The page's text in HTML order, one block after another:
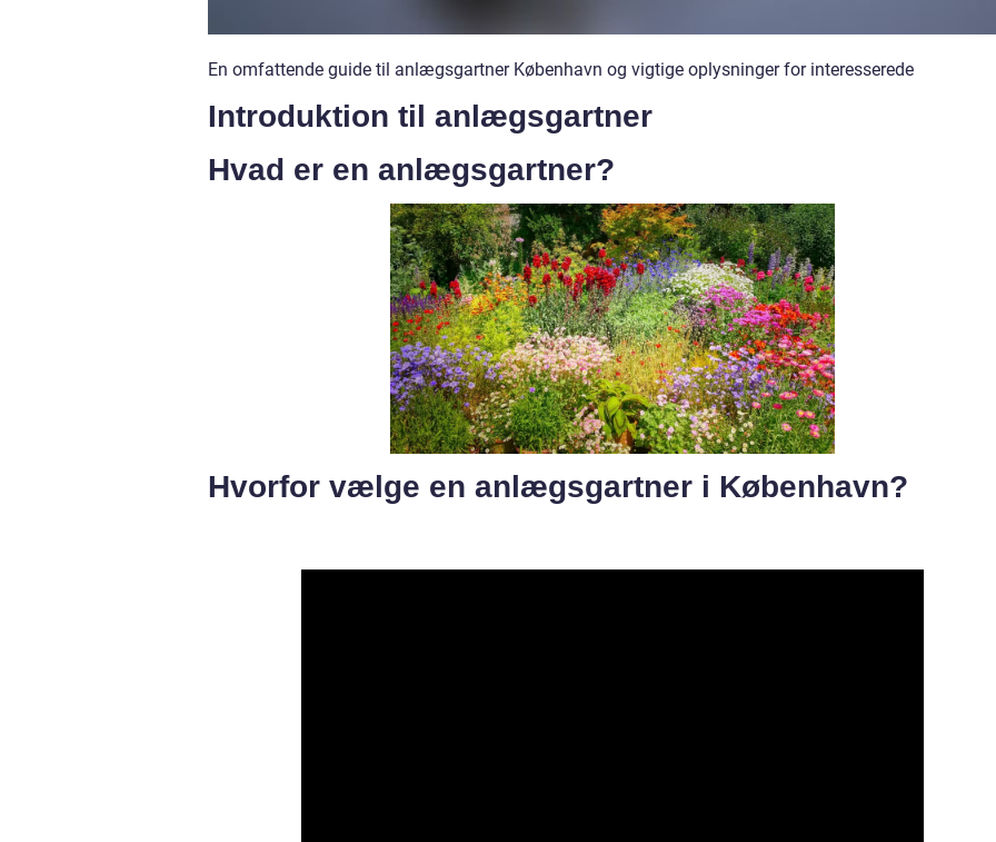
En omfattende guide til anlægsgartner København og vigtige oplysninger for interesserede
Introduktion til anlægsgartner
Hvad er en anlægsgartner?
Hvorfor vælge en anlægsgartner i København?